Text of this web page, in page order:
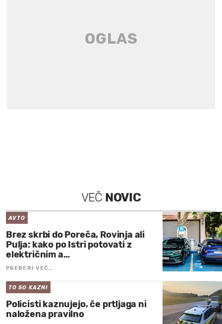
VEČ NOVIC
AVTO
Brez skrbi do Poreča, Rovinja ali
Pulja: kako po Istri potovati z
električnim a…
PREBERI VEČ…
TO SO KAZNI
Policisti kaznujejo, če prtljaga ni
naložena pravilno